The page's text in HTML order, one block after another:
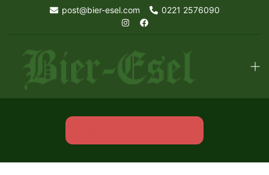
content
post@bier-esel.com 0221 2576090